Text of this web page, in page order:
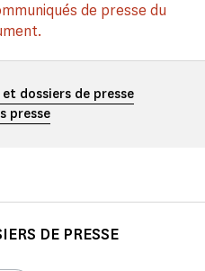
de presse du
et dossiers de presse
presse
DE PRESSE